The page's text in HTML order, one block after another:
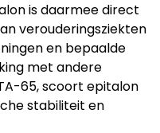
is daarmee direct
verouderingsziekten
en bepaalde
met andere
65, scoort epitalon
stabiliteit en